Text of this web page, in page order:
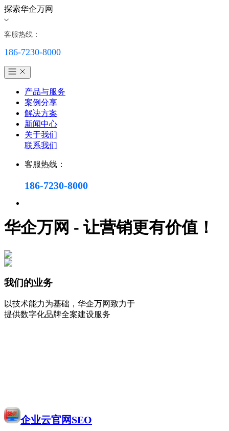
探索华企万网
客服热线：
186-7230-8000
产品与服务
案例分享
解决方案
新闻中心
关于我们
联系我们
客服热线：
186-7230-8000
华企万网 - 让营销更有价值！
我们的业务
以技术能力为基础，华企万网致力于
提供数字化品牌全案建设服务
企业云官网SEO